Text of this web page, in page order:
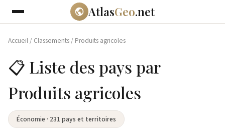
AtlasGeo.net
Accueil/ Classements/ Produits agricoles
📋 Liste des pays par
Produits agricoles
Économie · 231 pays et territoires